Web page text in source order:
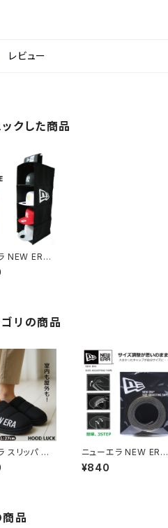
レビュー
クした商品
NEW ERA
トレージ 収
子 CAP ST
キャップスト
リの商品
スリッパ ル
ズ ワードマ
繍 ブラック
ニューエラ NEW ERA
サイズ調整 テープ ニュ
ーエラー 帽子 小物 キ
¥840
品